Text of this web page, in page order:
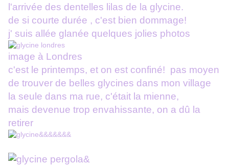
l'arrivée des dentelles lilas de la glycine.
de si courte durée , c'est bien dommage!
j' suis allée glanée quelques jolies photos
image à Londres
c'est le printemps, et on est confiné! pas moyen
de trouver de belles glycines dans mon village
la seule dans ma rue, c'était la mienne,
mais devenue trop envahissante, on a dû la
retirer